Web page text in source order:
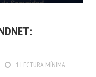
1 LECTURA MÍNIMA